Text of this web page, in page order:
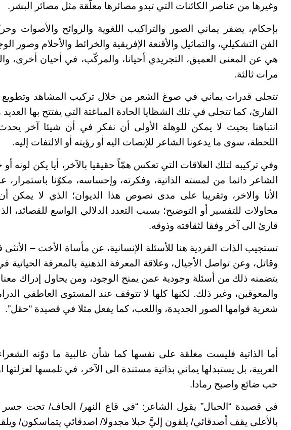
وغيرها من عناصر الكائنات التي تبدو مصائرها معلّقة مثل مصائر البشر.
بإحكام، يضفر يماني الصور والتراكيب اللغوية والروائح والأصوات
الفن التشكيلي، والتماثيل والأقنعة الإفريقية والخرائط والأحلام وصور
هي عن المعنى العميق، التجريدي أحيانا، والمركّب، في أحيان أخرى،
مرات ثالثة.
تتجلى قدرات يماني في صوغ الشعر من خلال تركيب المشاهد وتطويع
القارئ، كما تتجلى في تلك الشظايا الحادة المباغتة التي يفتتح بها
انتباهنا بحيث لا يمكن للوهلة الأولى أن نفكر في أن شيئا آخر
اللحظة، سوى ما يدعونا الشاعر للإنصات اليه أو رؤيته أو الالتفات إليه.
وفي تركيبه لتلك العلاقات التي تعكس همّاً حقيقيا بالآخر، أيا يكن لونه
الشاعر دائما من لمسته الذاتية، وفكرته، وإحساسه، مكوّنا باستمرار،
الأنا والاخر، وتقريبا على مدى نصوص هذا الديوان؛ الذي لا يمكن
محاولات للتفسير أو التوضيح؛ بسبب التعدد الدلالي الواسع للقصائد،
قارئ الى آخر وفقا لثقافته وذوقه.
تستجيب الذات الفردية هنا للأسئلة الإنسانية، عن مأساة الأخت –
وقاتل، وعن تواصل الأجيال، وعلاقة المعرفة الذهنية بالمعرفة الحياتية
يتضمنه ذلك من أسئلة وجودية عمن يمنح الوجود، ومن يحاول إدراك
والمعوقين، وغير ذلك. لكنها كلها لا تتوقف عند المستوى العاطفي
شعرية قوامها الصور الجديدة، واللعب، كما يفعل مثلا في قصيدة “حقل”.
أما الذاتية فليست مغلقة على نفسها كما شأن غالبية ما دوّنه
العربية، بل يستبدلها يماني بذاتية مستندة الى الآخر، في تلمسها لعزلتها
حب ضائع واصبح رمادا.
في قصيدة “الحبال” يقول الشاعر: “في قاع النهر/ الجاف/ تحت جسر
بالأعلى يقف أصدقائي/ يلقون إليَّ حبلا مجدولا/ اصدقائي يتماسكون/